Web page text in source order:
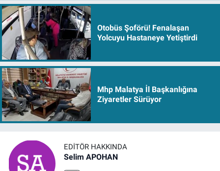
Otobüs Şoförü! Fenalaşan
Yolcuyu Hastaneye Yetiştirdi
Mhp Malatya İl Başkanlığına
Ziyaretler Sürüyor
EDITÖR HAKKINDA
Selim APOHAN